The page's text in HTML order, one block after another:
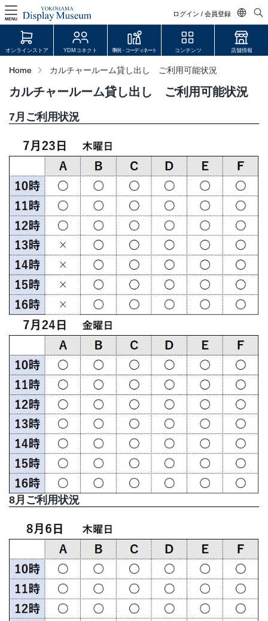
ログイン / 会員登録
日本語
中文简体
MENU
ログイン・会員登録
オンラインストア
YDM Connect
会員登録・取引申請
リンク
JDCA(ディスプレイスクール)
店舗情報・営業日
会社情報
採用情報
お問い合わせ
プライバシーポリシー
OFFICIAL SNS
オンラインストア YDMコネクト 事例・コーディネート コンテンツ 店舗情報
Home カルチャールーム貸し出し ご利用可能状況
カルチャールーム貸し出し ご利用可能状況
7月ご利用状況
8月ご利用状況